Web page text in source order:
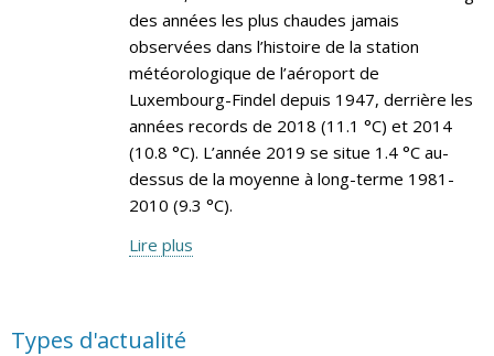
des années les plus chaudes jamais
observées dans l’histoire de la station
météorologique de l’aéroport de
Luxembourg-Findel depuis 1947, derrière les
années records de 2018 (11.1 °C) et 2014
(10.8 °C). L’année 2019 se situe 1.4 °C au-
dessus de la moyenne à long-terme 1981-
2010 (9.3 °C).
Lire plus
Types d'actualité